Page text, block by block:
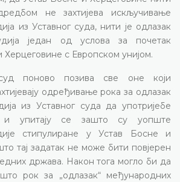
не захтијева искључивање
из Уставног суда, нити је одлазак
један од услова за почетак
с Европском унијом.
поново позива све оне који
одређивање рока за одлазак
из Уставног суда да употријебе
и упитају се зашто су уопште
стипулиране у Устав Босне и
тај задатак не може бити повјерен
држава. Након тога могло би да
рок за „одлазак“ међународних